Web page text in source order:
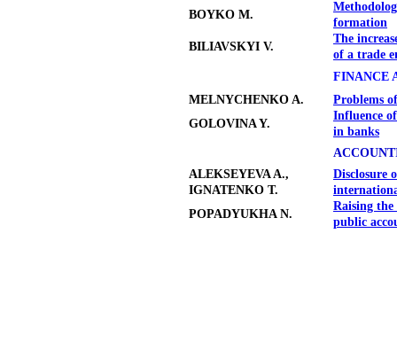
BOYKO М.
formation
BILIAVSKYI V.
The
of a trade
FINANCE
MELNYCHENKO A.
Problems
GOLOVINA Y.
Influence
in banks
ALEKSEYEVA A.,
IGNATENKO T.
Disclosure
POPADYUKHA N.
Raising
public